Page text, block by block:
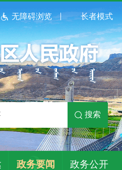
无障碍浏览 长者模式
搜索
政务要闻 政务公开